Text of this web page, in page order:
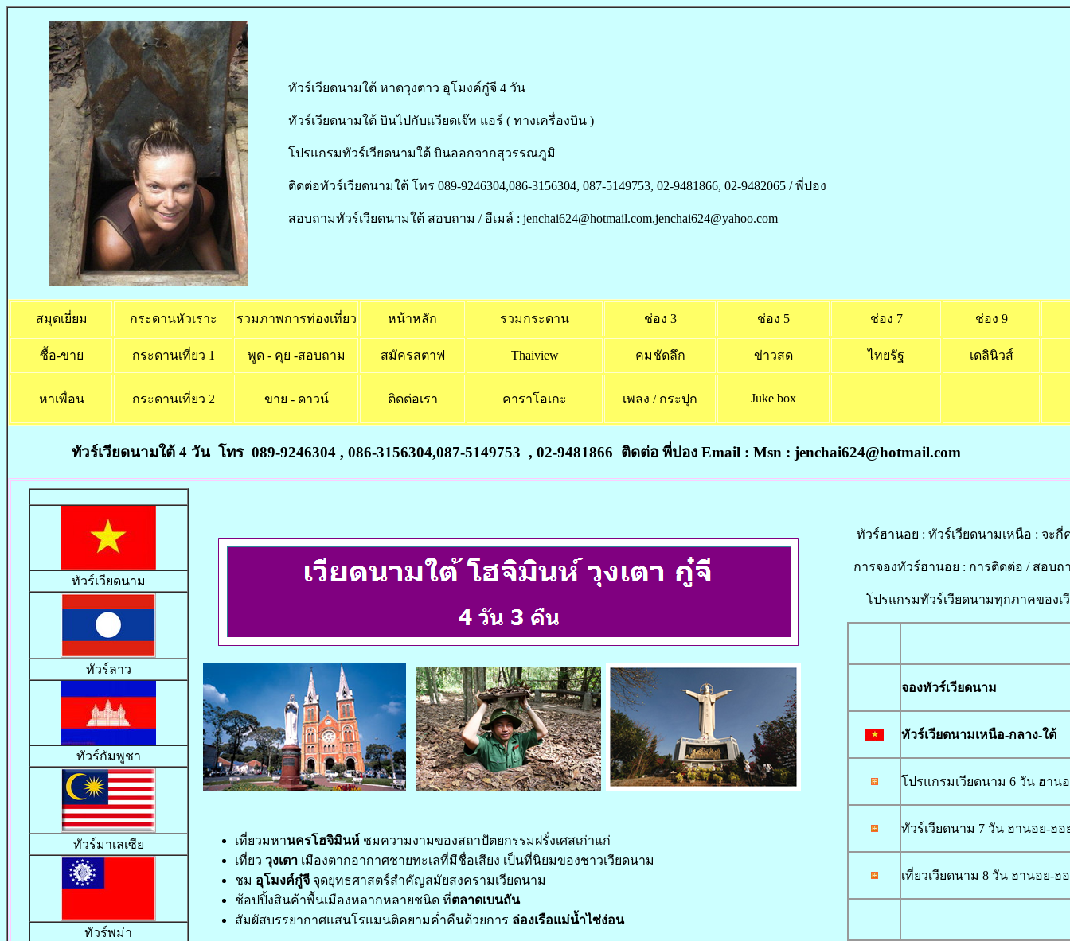
ทัวร์เวียดนามใต้ หาดวุงตาว อุโมงค์กู๋จี 4 วัน
ทัวร์เวียดนามใต้ บินไปกับเเวียดเจ๊ท แอร์ ( ทางเครื่องบิน )
โปรแกรมทัวร์เวียดนามใต้ บินออกจากสุวรรณภูมิ
ติดต่อทัวร์เวียดนามใต้ โทร 089-9246304,086-3156304, 087-5149753, 02-9481866, 02-9482065 / พี่ปอง
สอบถามทัวร์เวียดนามใต้ สอบถาม / อีเมล์ : jenchai624@hotmail.com,jenchai624@yahoo.com
สมุดเยี่ยม กระดานหัวเราะ รวมภาพการท่องเที่ยว หน้าหลัก รวมกระดาน ช่อง 3 ช่อง 5 ช่อง 7 ช่อง 9
ซื้อ-ขาย กระดานเที่ยว 1 พูด - คุย -สอบถาม สมัครสตาฟ Thaiview คมชัดลึก ข่าวสด ไทยรัฐ เดลินิวส์
หาเพื่อน กระดานเที่ยว 2 ขาย - ดาวน์ ติดต่อเรา คาราโอเกะ เพลง / กระปุก Juke box
ทัวร์เวียดนามใต้ 4 วัน โทร 089-9246304 , 086-3156304,087-5149753 , 02-9481866 ติดต่อ พี่ปอง Email : Msn : jenchai624@hotmail.com
ทัวร์เวียดนาม
ทัวร์ลาว
ทัวร์กัมพูชา
ทัวร์มาเลเซีย
ทัวร์พม่า
เที่ยวมหานครโฮจิมินห์ ชมความงามของสถาปัตยกรรมฝรั่งเศสเก่าแก่
เที่ยว วุงเตา เมืองตากอากาศชายทะเลที่มีชื่อเสียง เป็นที่นิยมของชาวเวียดนาม
ชม อุโมงค์กู๋จี จุดยุทธศาสตร์สำคัญสมัยสงครามเวียดนาม
ช้อปปิ้งสินค้าพื้นเมืองหลากหลายชนิด ที่ตลาดเบนถัน
สัมผัสบรรยากาศแสนโรแมนติคยามค่ำคืนด้วยการ ล่องเรือแม่น้ำไซ่ง่อน
ทัวร์ฮานอย : ทัวร์เวียดนามเหนือ : จะ
การจองทัวร์ฮานอย : การติดต่อ / สอบถา
โปรแกรมทัวร์เวียดนามทุกภาคของเ
จองทัวร์เวียดนาม
ทัวร์เวียดนามเหนือ-กลาง-ใต้
โปรแกรมเวียดนาม 6 วัน ฮาน
ทัวร์เวียดนาม 7 วัน ฮานอย-ฮ
เที่ยวเวียดนาม 8 วัน ฮานอย-